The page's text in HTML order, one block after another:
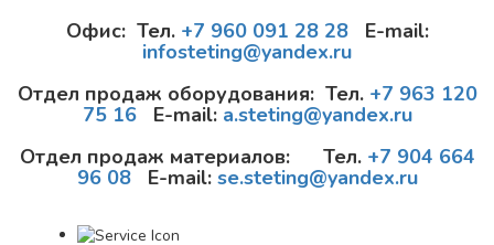
Офис: Тел. +7 960 091 28 28E-mail:
infosteting@yandex.ru
Отдел продаж оборудования: Тел. +7 963 120
75 16E-mail: a.steting@yandex.ru
Отдел продаж материалов: Тел. +7 904 664
96 08E-mail: se.steting@yandex.ru